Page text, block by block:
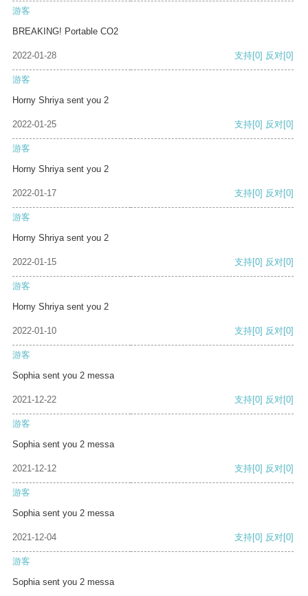
游客
BREAKING! Portable CO2
2022-01-28 支持[0] 反对[0]
游客
Horny Shriya sent you 2
2022-01-25 支持[0] 反对[0]
游客
Horny Shriya sent you 2
2022-01-17 支持[0] 反对[0]
游客
Horny Shriya sent you 2
2022-01-15 支持[0] 反对[0]
游客
Horny Shriya sent you 2
2022-01-10 支持[0] 反对[0]
游客
Sophia sent you 2 messa
2021-12-22 支持[0] 反对[0]
游客
Sophia sent you 2 messa
2021-12-12 支持[0] 反对[0]
游客
Sophia sent you 2 messa
2021-12-04 支持[0] 反对[0]
游客
Sophia sent you 2 messa